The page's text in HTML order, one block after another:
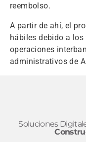
reembolso.
A partir de ahí, el
hábiles debido a
operaciones
administrativos de
Soluciones